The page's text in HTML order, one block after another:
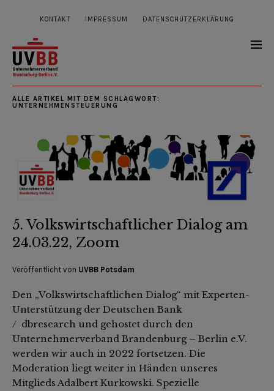
KONTAKT IMPRESSUM DATENSCHUTZERKLÄRUNG
ALLE ARTIKEL MIT DEM SCHLAGWORT:
UNTERNEHMENSTEUERUNG
5. Volkswirtschaftlicher Dialog am
24.03.22, Zoom
Veröffentlicht von UVBB Potsdam
Den „Volkswirtschaftlichen Dialog“ mit Experten-
Unterstützung der Deutschen Bank
/ dbresearch und gehostet durch den
Unternehmerverband Brandenburg – Berlin e.V.
werden wir auch in 2022 fortsetzen. Die
Moderation liegt weiter in Händen unseres
Mitglieds Adalbert Kurkowski. Spezielle